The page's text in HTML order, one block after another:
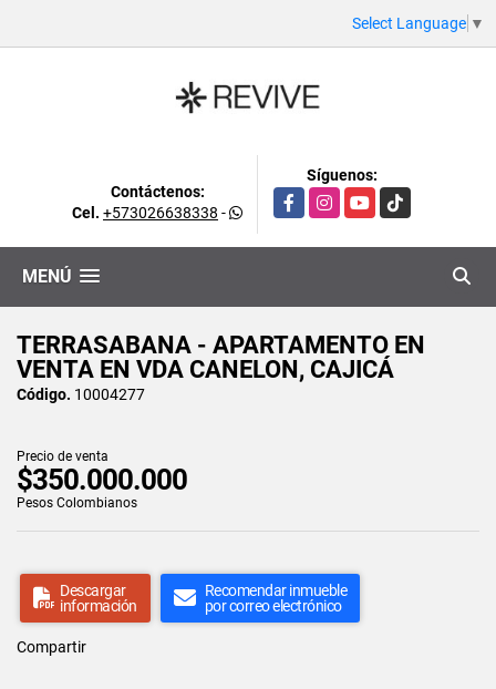
Select Language ▼
Contáctenos:
Cel. +573026638338 -
Síguenos:
FacebookInstagramYouTubeTikTok
MENÚ
TERRASABANA - APARTAMENTO EN
VENTA EN VDA CANELON, CAJICÁ
Código. 10004277
Precio de venta
$350.000.000
Pesos Colombianos
Descargar
información
Recomendar inmueble
por correo electrónico
Compartir